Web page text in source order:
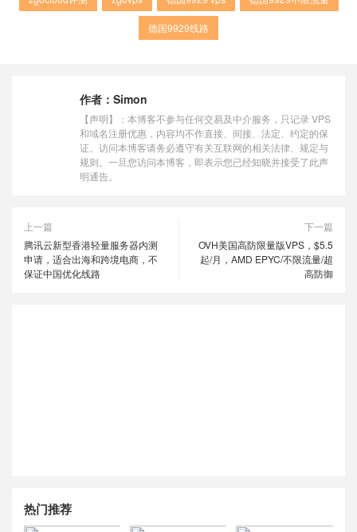
德国9929线路
作者： Simon
【声明】：本博客不参与任何交易及中介服务，只记录 VPS
和域名注册优惠，内容均不作直接、间接、法定、约定的保
证。访问本博客请务必遵守有关互联网的相关法律、规定与
规则。一旦您访问本博客，即表示您已经知晓并接受了此声
明通告。
上一篇
腾讯云新型香港轻量服务器内测
申请，适合出海和跨境电商，不
保证中国优化线路
下一篇
OVH美国高防限量版VPS，$5.5
起/月，AMD EPYC/不限流量/超
高防御
热门推荐